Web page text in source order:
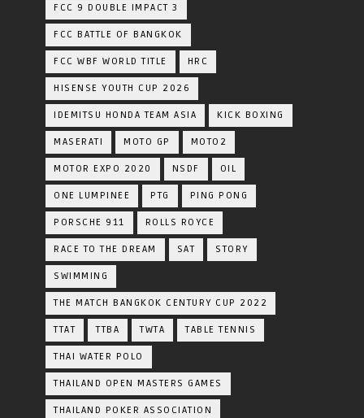
FCC 9 DOUBLE IMPACT 3
FCC BATTLE OF BANGKOK
FCC WBF WORLD TITLE HRC
HISENSE YOUTH CUP 2026
IDEMITSU HONDA TEAM ASIA KICK BOXING
MASERATI MOTO GP MOTO2
MOTOR EXPO 2020 NSDF OIL
ONE LUMPINEE PTG PING PONG
PORSCHE 911 ROLLS ROYCE
RACE TO THE DREAM SAT STORY
SWIMMING
THE MATCH BANGKOK CENTURY CUP 2022
TTAT TTBA TWTA TABLE TENNIS
THAI WATER POLO
THAILAND OPEN MASTERS GAMES
THAILAND POKER ASSOCIATION